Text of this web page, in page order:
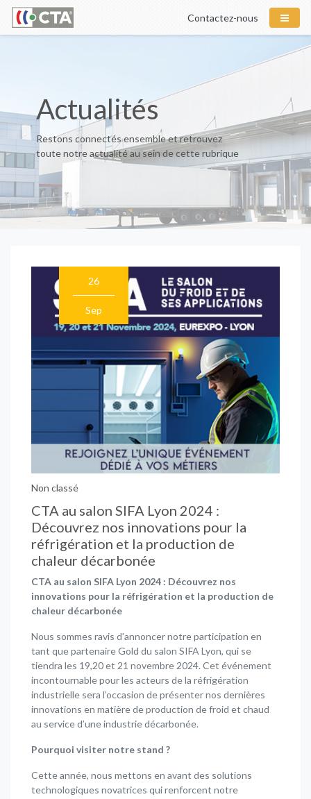
Contactez-nous
Actualités
Restons connectés ensemble et retrouvez
toute notre actualité au sein de cette rubrique
26
Sep
Non classé
CTA au salon SIFA Lyon 2024 :
Découvrez nos innovations pour la
réfrigération et la production de
chaleur décarbonée
CTA au salon SIFA Lyon 2024 : Découvrez nos
innovations pour la réfrigération et la production de
chaleur décarbonée
Nous sommes ravis d’annoncer notre participation en
tant que partenaire Gold du salon SIFA Lyon, qui se
tiendra les 19,20 et 21 novembre 2024. Cet événement
incontournable pour les acteurs de la réfrigération
industrielle sera l’occasion de présenter nos dernières
innovations en matière de production de froid et chaud
au service d’une industrie décarbonée.
Pourquoi visiter notre stand ?
Cette année, nous mettons en avant des solutions
technologiques novatrices qui renforcent notre